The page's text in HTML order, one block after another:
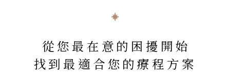
從您最在意的困擾開始
找到最適合您的療程方案